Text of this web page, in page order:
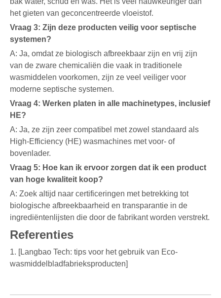
het gieten van geconcentreerde vloeistof.
Vraag 3: Zijn deze producten veilig voor septische
systemen?
A: Ja, omdat ze biologisch afbreekbaar zijn en vrij zijn
van de zware chemicaliën die vaak in traditionele
wasmiddelen voorkomen, zijn ze veel veiliger voor
moderne septische systemen.
Vraag 4: Werken platen in alle machinetypes, inclusief
HE?
A: Ja, ze zijn zeer compatibel met zowel standaard als
High-Efficiency (HE) wasmachines met voor- of
bovenlader.
Vraag 5: Hoe kan ik ervoor zorgen dat ik een product
van hoge kwaliteit koop?
A: Zoek altijd naar certificeringen met betrekking tot
biologische afbreekbaarheid en transparantie in de
ingrediëntenlijsten die door de fabrikant worden verstrekt.
Referenties
1. [Langbao Tech: tips voor het gebruik van Eco-
wasmiddelbladfabrieksproducten]